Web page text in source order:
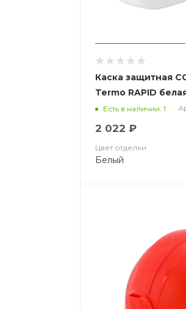
Каска защитная
Termo RAPID
Есть в наличии: 1
2 022 ₽
Цвет отделки
Белый